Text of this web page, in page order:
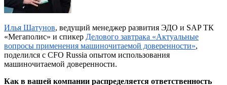
Илья Шатунов, ведущий менеджер развития ЭДО и SAP ТК
«Мегаполис» и спикер Делового завтрака «Актуальные
вопросы применения машиночитаемой доверенности»,
поделился с CFO Russia опытом использования
машиночитаемой доверенности.
Как в вашей компании распределяется ответственность